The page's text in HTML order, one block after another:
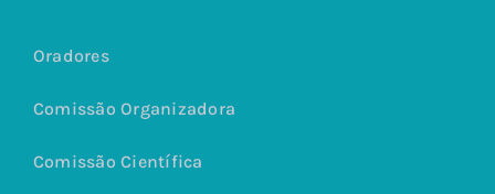
Oradores
Comissão Organizadora
Comissão Científica